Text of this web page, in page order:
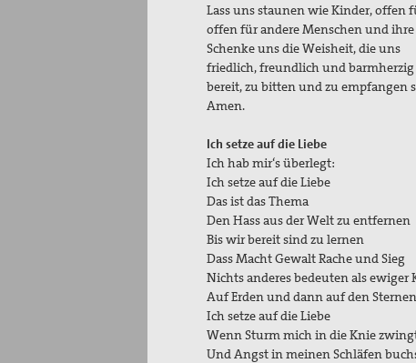
Lass uns staunen wie Kinder, offen
offen für andere Menschen und ihre
Schenke uns die Weisheit, die uns
friedlich, freundlich und barmherzig
bereit, zu bitten und zu empfangen
Amen.
Ich setze auf die Liebe
Ich hab mir‘s überlegt:
Ich setze auf die Liebe
Das ist das Thema
Den Hass aus der Welt zu entfernen
Bis wir bereit sind zu lernen
Dass Macht Gewalt Rache und Sieg
Nichts anderes bedeuten als ewiger
Auf Erden und dann auf den Sternen
Ich setze auf die Liebe
Wenn Sturm mich in die Knie
Und Angst in meinen Schläfen